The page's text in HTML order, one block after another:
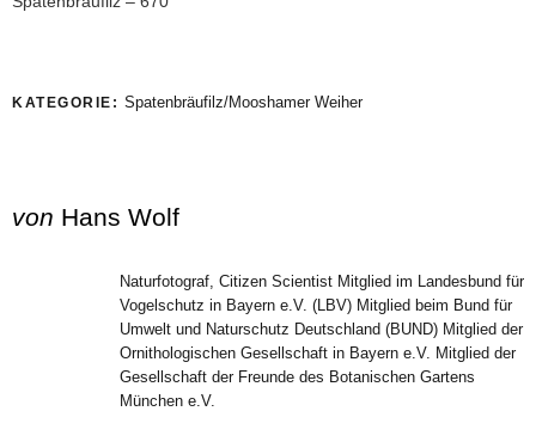
KATEGORIE: Spatenbräufilz/Mooshamer Weiher
von Hans Wolf
Naturfotograf, Citizen Scientist Mitglied im Landesbund für
Vogelschutz in Bayern e.V. (LBV) Mitglied beim Bund für
Umwelt und Naturschutz Deutschland (BUND) Mitglied der
Ornithologischen Gesellschaft in Bayern e.V. Mitglied der
Gesellschaft der Freunde des Botanischen Gartens
München e.V.